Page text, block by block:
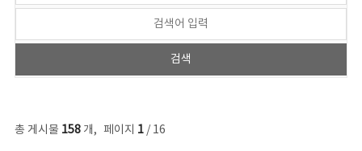
총 게시물 158개, 페이지 1/ 16